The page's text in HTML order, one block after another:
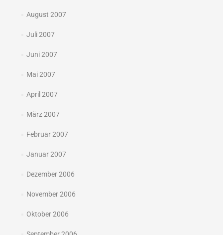
August 2007
Juli 2007
Juni 2007
Mai 2007
April 2007
März 2007
Februar 2007
Januar 2007
Dezember 2006
November 2006
Oktober 2006